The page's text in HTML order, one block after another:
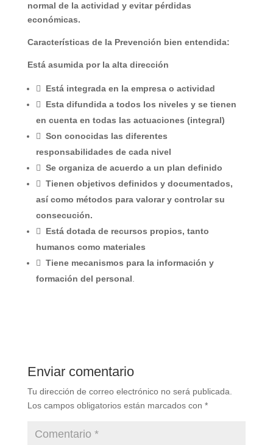
normal de la actividad y evitar pérdidas
económicas.
Características de la Prevención bien entendida:
Está asumida por la alta dirección
 Está integrada en la empresa o actividad
 Esta difundida a todos los niveles y se tienen
en cuenta en todas las actuaciones (integral)
 Son conocidas las diferentes
responsabilidades de cada nivel
 Se organiza de acuerdo a un plan definido
 Tienen objetivos definidos y documentados,
así como métodos para valorar y controlar su
consecución.
 Está dotada de recursos propios, tanto
humanos como materiales
 Tiene mecanismos para la información y
formación del personal
Enviar comentario
Tu dirección de correo electrónico no será publicada.
Los campos obligatorios están marcados con *